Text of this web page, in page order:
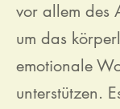
vor allem des
um das
emotionale
unterstützen.